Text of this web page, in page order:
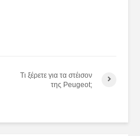
Τι ξέρετε για τα στέισον
της Peugeot;